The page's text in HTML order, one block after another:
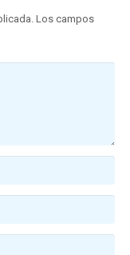
Los campos